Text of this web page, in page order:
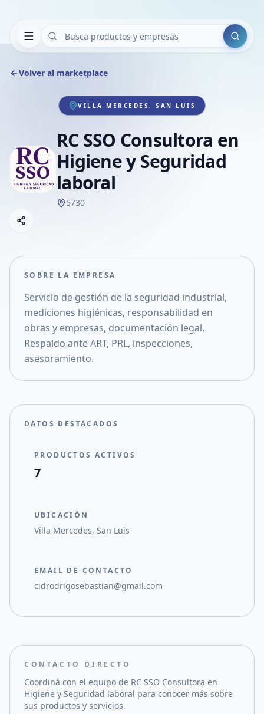
Buscar
Volver al marketplace
VILLA MERCEDES, SAN LUIS
RC SSO Consultora en
Higiene y Seguridad
laboral
5730
Compartir empresa
Compartir en X
SOBRE LA EMPRESA
Servicio de gestión de la seguridad industrial,
mediciones higiénicas, responsabilidad en
obras y empresas, documentación legal.
Respaldo ante ART, PRL, inspecciones,
asesoramiento.
DATOS DESTACADOS
PRODUCTOS ACTIVOS
7
UBICACIÓN
Villa Mercedes, San Luis
EMAIL DE CONTACTO
cidrodrigosebastian@gmail.com
CONTACTO DIRECTO
Coordiná con el equipo de RC SSO Consultora en
Higiene y Seguridad laboral para conocer más sobre
sus productos y servicios.